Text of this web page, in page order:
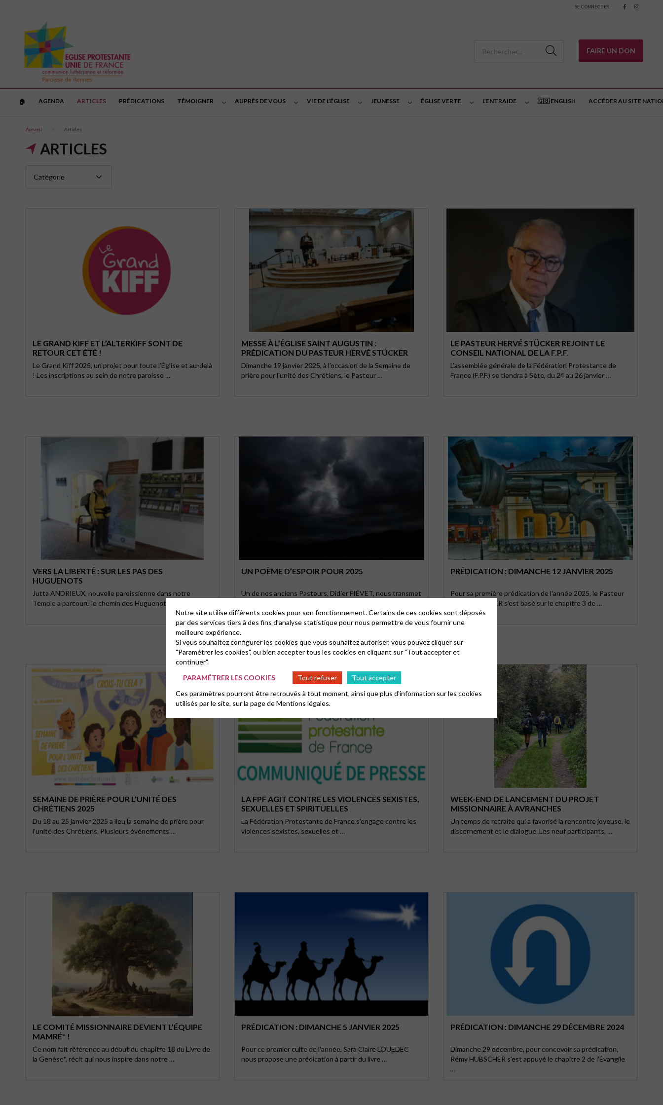
SE CONNECTER
FAIRE UN DON
🏠︎ AGENDA ARTICLES PRÉDICATIONS TÉMOIGNER AUPRÈS DE VOUS VIE DE L’ÉGLISE JEUNESSE ÉGLISE VERTE L’ENTRAIDE 🇬🇧 ENGLISH ACCÉDER AU SITE
Accueil Articles
ARTICLES
LE GRAND KIFF ET L’ALTERKIFF SONT DE
RETOUR CET ÉTÉ !
Le Grand Kiff 2025, un projet pour toute l’Église et au-delà
! Les inscriptions au sein de notre paroisse …
MESSE À L’ÉGLISE SAINT AUGUSTIN :
PRÉDICATION DU PASTEUR HERVÉ STÜCKER
Dimanche 19 janvier 2025, à l'occasion de la Semaine de
prière pour l'unité des Chrétiens, le Pasteur …
LE PASTEUR HERVÉ STÜCKER REJOINT LE
CONSEIL NATIONAL DE LA F.P.F.
L’assemblée générale de la Fédération Protestante de
France (F.P.F.) se tiendra à Sète, du 24 au 26 janvier …
VERS LA LIBERTÉ : SUR LES PAS DES
HUGUENOTS
Jutta ANDRIEUX, nouvelle paroissienne dans notre
Temple a parcouru le chemin des Huguenots entre 2014 …
UN POÈME D’ESPOIR POUR 2025
Un de nos anciens Pasteurs, Didier FIÉVET, nous transmet
PRÉDICATION : DIMANCHE 12 JANVIER 2025
Pour sa première prédication de l'année 2025, le Pasteur
Hervé STÜCKER s'est basé sur le chapitre 3 de …
SEMAINE DE PRIÈRE POUR L’UNITÉ DES
CHRÉTIENS 2025
Du 18 au 25 janvier 2025 a lieu la semaine de prière pour
l'unité des Chrétiens. Plusieurs évènements …
LA FPF AGIT CONTRE LES VIOLENCES SEXISTES,
SEXUELLES ET SPIRITUELLES
La Fédération Protestante de France s'engage contre les
violences sexistes, sexuelles et …
WEEK-END DE LANCEMENT DU PROJET
MISSIONNAIRE À AVRANCHES
Un temps de retraite qui a favorisé la rencontre joyeuse, le
discernement et le dialogue. Les neuf participants, …
LE COMITÉ MISSIONNAIRE DEVIENT L’ÉQUIPE
MAMRÉ* !
Ce nom fait référence au début du chapitre 18 du Livre de
la Genèse*, récit qui nous inspire dans notre …
PRÉDICATION : DIMANCHE 5 JANVIER 2025
Pour ce premier culte de l'année, Sara Claire LOUEDEC
nous propose une prédication à partir du livre …
PRÉDICATION : DIMANCHE 29 DÉCEMBRE 2024
Dimanche 29 décembre, pour concevoir sa prédication,
Rémy HUBSCHER s'est appuyé le chapitre 2 de l’Évangile
…
Notre site utilise différents cookies pour son fonctionnement. Certains de ces cookies sont déposés
par des services tiers à des fins d'analyse statistique pour nous permettre de vous fournir une
meilleure expérience.
Si vous souhaitez configurer les cookies que vous souhaitez autoriser, vous pouvez cliquer sur
"Paramétrer les cookies", ou bien accepter tous les cookies en cliquant sur "Tout accepter et
continuer".
PARAMÉTRER LES COOKIES
Tout refuser
Tout accepter
Ces paramètres pourront être retrouvés à tout moment, ainsi que plus d'information sur les cookies
utilisés par le site, sur la page deMentions légales.